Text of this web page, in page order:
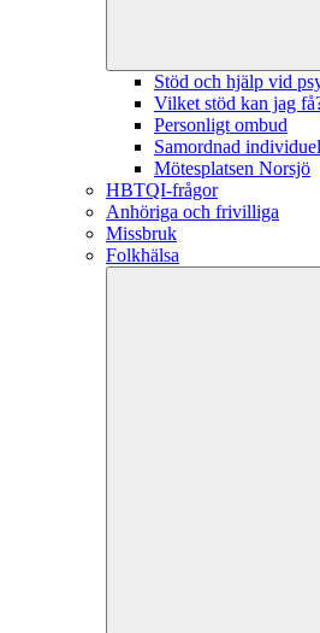
Stöd och hjälp vid
Vilket stöd kan jag
Personligt ombud
Samordnad
Mötesplatsen Norsjö
HBTQI-frågor
Anhöriga och frivilliga
Missbruk
Folkhälsa